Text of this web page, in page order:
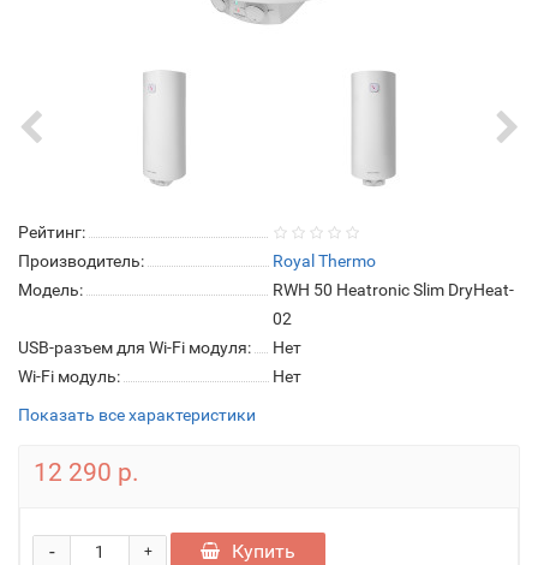
Рейтинг:
Производитель:
Royal Thermo
Модель:
RWH 50 Heatronic Slim DryHeat-
02
USB-разъем для Wi-Fi модуля:
Нет
Wi-Fi модуль:
Нет
Показать все характеристики
12 290 р.
+
- Купить